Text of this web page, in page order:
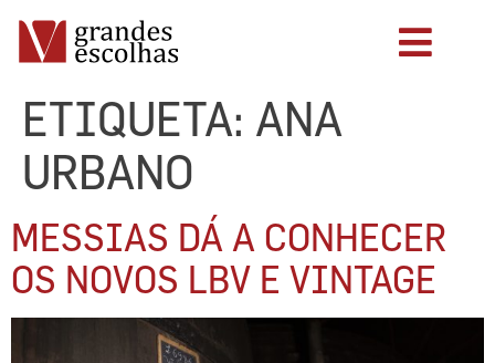
ETIQUETA: ANA
URBANO
MESSIAS DÁ A CONHECER
OS NOVOS LBV E VINTAGE